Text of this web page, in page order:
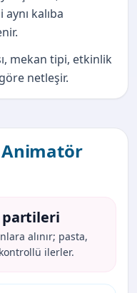
kalıba
mekan tipi, etkinlik
netleşir.
partileri
alınır; pasta,
ilerler.